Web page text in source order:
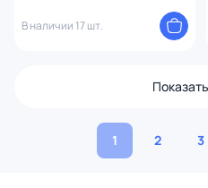
В наличии 17 шт.
1 2 3